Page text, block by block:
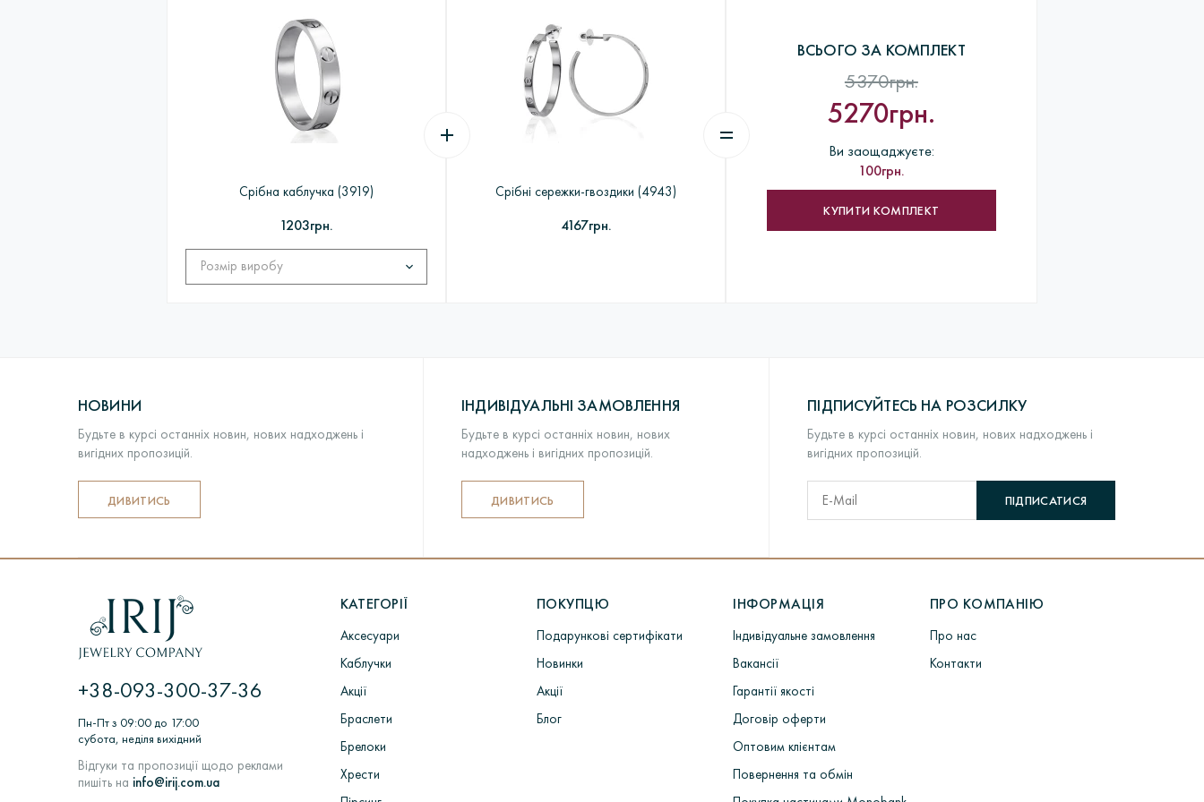
ПЕРЕДЗАМОВЛЕННЯ
Якщо виробу немає в наявності, то на його виготовлення знадобиться від 7 до 18 днів. Кожен виріб проходить довгий процес виробництва.
ЦИКЛ: Замовлення покупцем> Обробка замовлення> Виготовлення з воску> Шихтовка> Формування та термообробка форм для лиття> Лиття заготовок
ювелірних виробів в ливарних вакуумних машинах> Комплектація, монтаж та декорування ювелірних виробів> Роботи по шліфовці> ВТК> пробірування виробів
в Пробірною палаті> Підбір вставок і закріпка каміння> Полірування і надання глянцю> Упаковка і відправка покупцеві.
Срібна каблучка (3919)
1203грн.
Срібні сережки-гвоздики (4943)
4167грн.
ВСЬОГО ЗА КОМПЛЕКТ
5370грн.
5270грн.
Ви заощаджуєте:
100грн.
КУПИТИ КОМПЛЕКТ
НОВИНИ
Будьте в курсі останніх новин, нових надходжень і
вигідних пропозицій.
ДИВИТИСЬ
ІНДИВІДУАЛЬНІ ЗАМОВЛЕННЯ
Будьте в курсі останніх новин, нових
надходжень і вигідних пропозицій.
ДИВИТИСЬ
ПІДПИСУЙТЕСЬ НА РОЗСИЛКУ
Будьте в курсі останніх новин, нових надходжень і
вигідних пропозицій.
ПІДПИСАТИСЯ
+38-093-300-37-36
Пн-Пт з 09:00 до 17:00
субота, неділя вихідний
Відгуки та пропозиції щодо реклами
пишіть на info@irij.com.ua
КАТЕГОРІЇ
Аксесуари
Каблучки
Акції
Браслети
Брелоки
Хрести
ПОКУПЦЮ
Подарункові сертифікати
Новинки
Акції
Блог
ІНФОРМАЦІЯ
Індивідуальне замовлення
Вакансії
Гарантії якості
Договір оферти
Оптовим клієнтам
Повернення та обмін
ПРО КОМПАНІЮ
Про нас
Контакти